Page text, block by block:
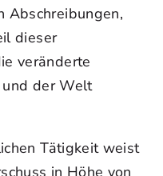
Abschreibungen,
dieser
veränderte
und der Welt
Tätigkeit weist
in Höhe von